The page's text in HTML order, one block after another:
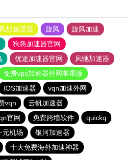
加速度器 旋风
旋风加速
狗急加速器官网
优途加速器官网
风驰加速器
免费vps加速器外网苹果版
IOS加速器
vqn加速外网
vqn
云帆加速器
官网 免费跨墙软件
quickq
元机场
银河加速器
十大免费海外加速神器